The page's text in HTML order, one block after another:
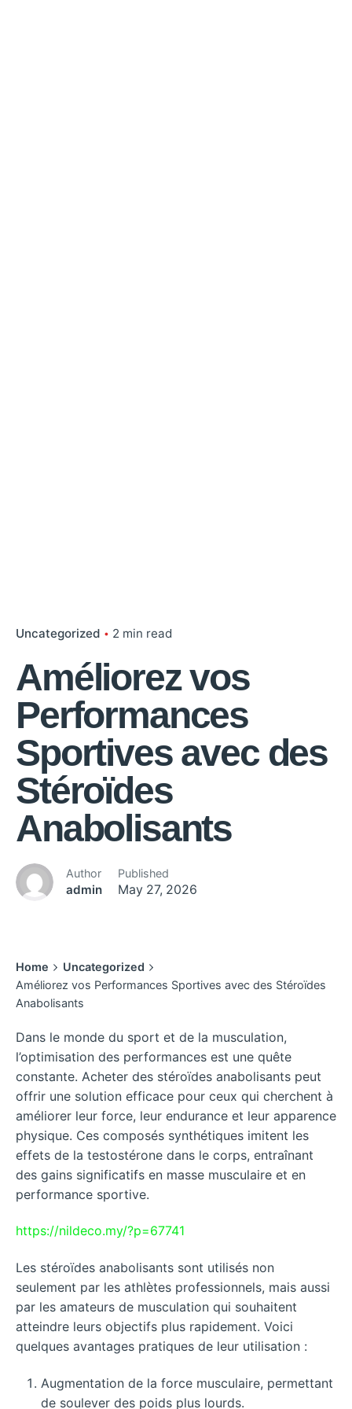
Uncategorized 2 min read
Améliorez vos
Performances
Sportives avec des
Stéroïdes
Anabolisants
Author
admin
Published
May 27, 2026
Home
Uncategorized
Améliorez vos Performances Sportives avec des Stéroïdes
Anabolisants
Dans le monde du sport et de la musculation,
l’optimisation des performances est une quête
constante. Acheter des stéroïdes anabolisants peut
offrir une solution efficace pour ceux qui cherchent à
améliorer leur force, leur endurance et leur apparence
physique. Ces composés synthétiques imitent les
effets de la testostérone dans le corps, entraînant
des gains significatifs en masse musculaire et en
performance sportive.
https://nildeco.my/?p=67741
Les stéroïdes anabolisants sont utilisés non
seulement par les athlètes professionnels, mais aussi
par les amateurs de musculation qui souhaitent
atteindre leurs objectifs plus rapidement. Voici
quelques avantages pratiques de leur utilisation :
Augmentation de la force musculaire, permettant
de soulever des poids plus lourds.